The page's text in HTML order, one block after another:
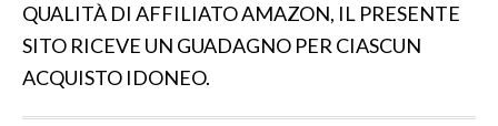
QUALITÀ DI AFFILIATO AMAZON, IL PRESENTE
SITO RICEVE UN GUADAGNO PER CIASCUN
ACQUISTO IDONEO.